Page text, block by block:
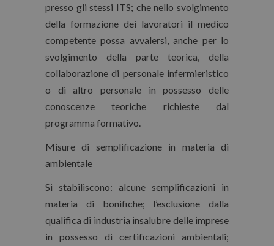
presso gli stessi ITS; che nello svolgimento
della formazione dei lavoratori il medico
competente possa avvalersi, anche per lo
svolgimento della parte teorica, della
collaborazione di personale infermieristico
o di altro personale in possesso delle
conoscenze teoriche richieste dal
programma formativo.
Misure di semplificazione in materia di
ambientale
Si stabiliscono: alcune semplificazioni in
materia di bonifiche; l’esclusione dalla
qualifica di industria insalubre delle imprese
in possesso di certificazioni ambientali;